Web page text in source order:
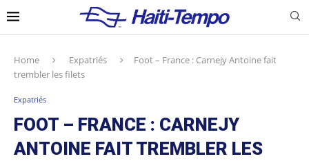
Home Expatriés
Foot – France : Carnejy Antoine fait
trembler les filets
Expatriés
FOOT – FRANCE : CARNEJY
ANTOINE FAIT TREMBLER LES